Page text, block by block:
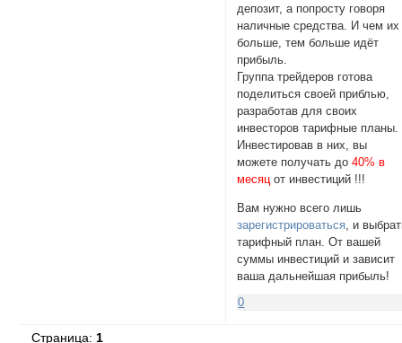
депозит, а попросту говоря
наличные средства. И чем их
больше, тем больше идёт
прибыль.
Группа трейдеров готова
поделиться своей приблью,
разработав для своих
инвесторов тарифные планы.
Инвестировав в них, вы
можете получать до40% в
месяц от инвестиций !!!
Вам нужно всего лишь
зарегистрироваться , и
тарифный план. От вашей
суммы инвестиций и зависит
ваша дальнейшая прибыль!
0
Страница: 1